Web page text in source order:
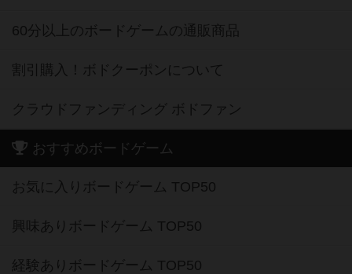
60分以上のボードゲームの通販商品
割引購入！ボドクーポンについて
クラウドファンディング ボドファン
おすすめボードゲーム
お気に入りボードゲーム TOP50
興味ありボードゲーム TOP50
経験ありボードゲーム TOP50